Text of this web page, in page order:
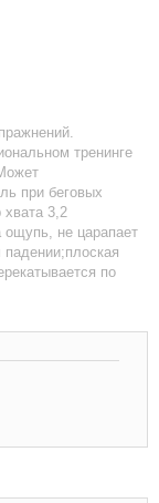
тренинге
при беговых
хвата 3,2
не царапает
по